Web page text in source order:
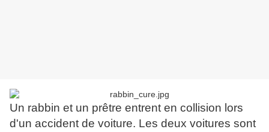
Un rabbin et un prêtre entrent en collision lors
d'un accident de voiture. Les deux voitures sont